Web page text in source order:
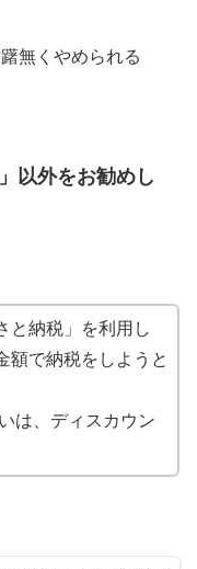
無くやめられる
以外をお勧めし
と納税」を利用し
額で納税をしようと
は、ディスカウン